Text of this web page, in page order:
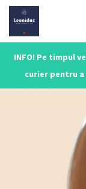
INFO! Pe timpul
curier pentru
Main Navigation